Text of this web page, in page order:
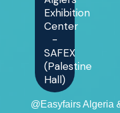
Exhibition
Center
-
SAFEX
(Palestine
Hall)
@Easyfairs Algeria